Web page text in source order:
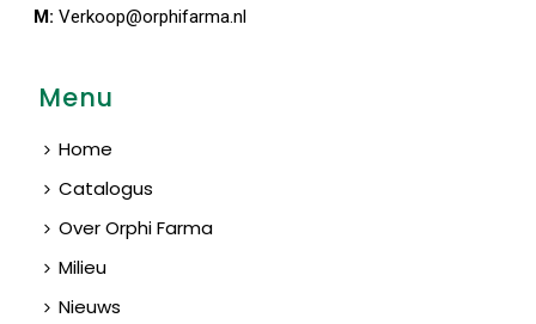
M: Verkoop@orphifarma.nl
Menu
Home
Catalogus
Over Orphi Farma
Milieu
Nieuws